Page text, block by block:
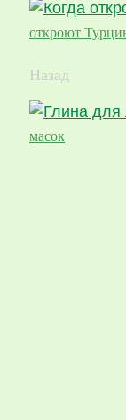
откроют
Назад
масок